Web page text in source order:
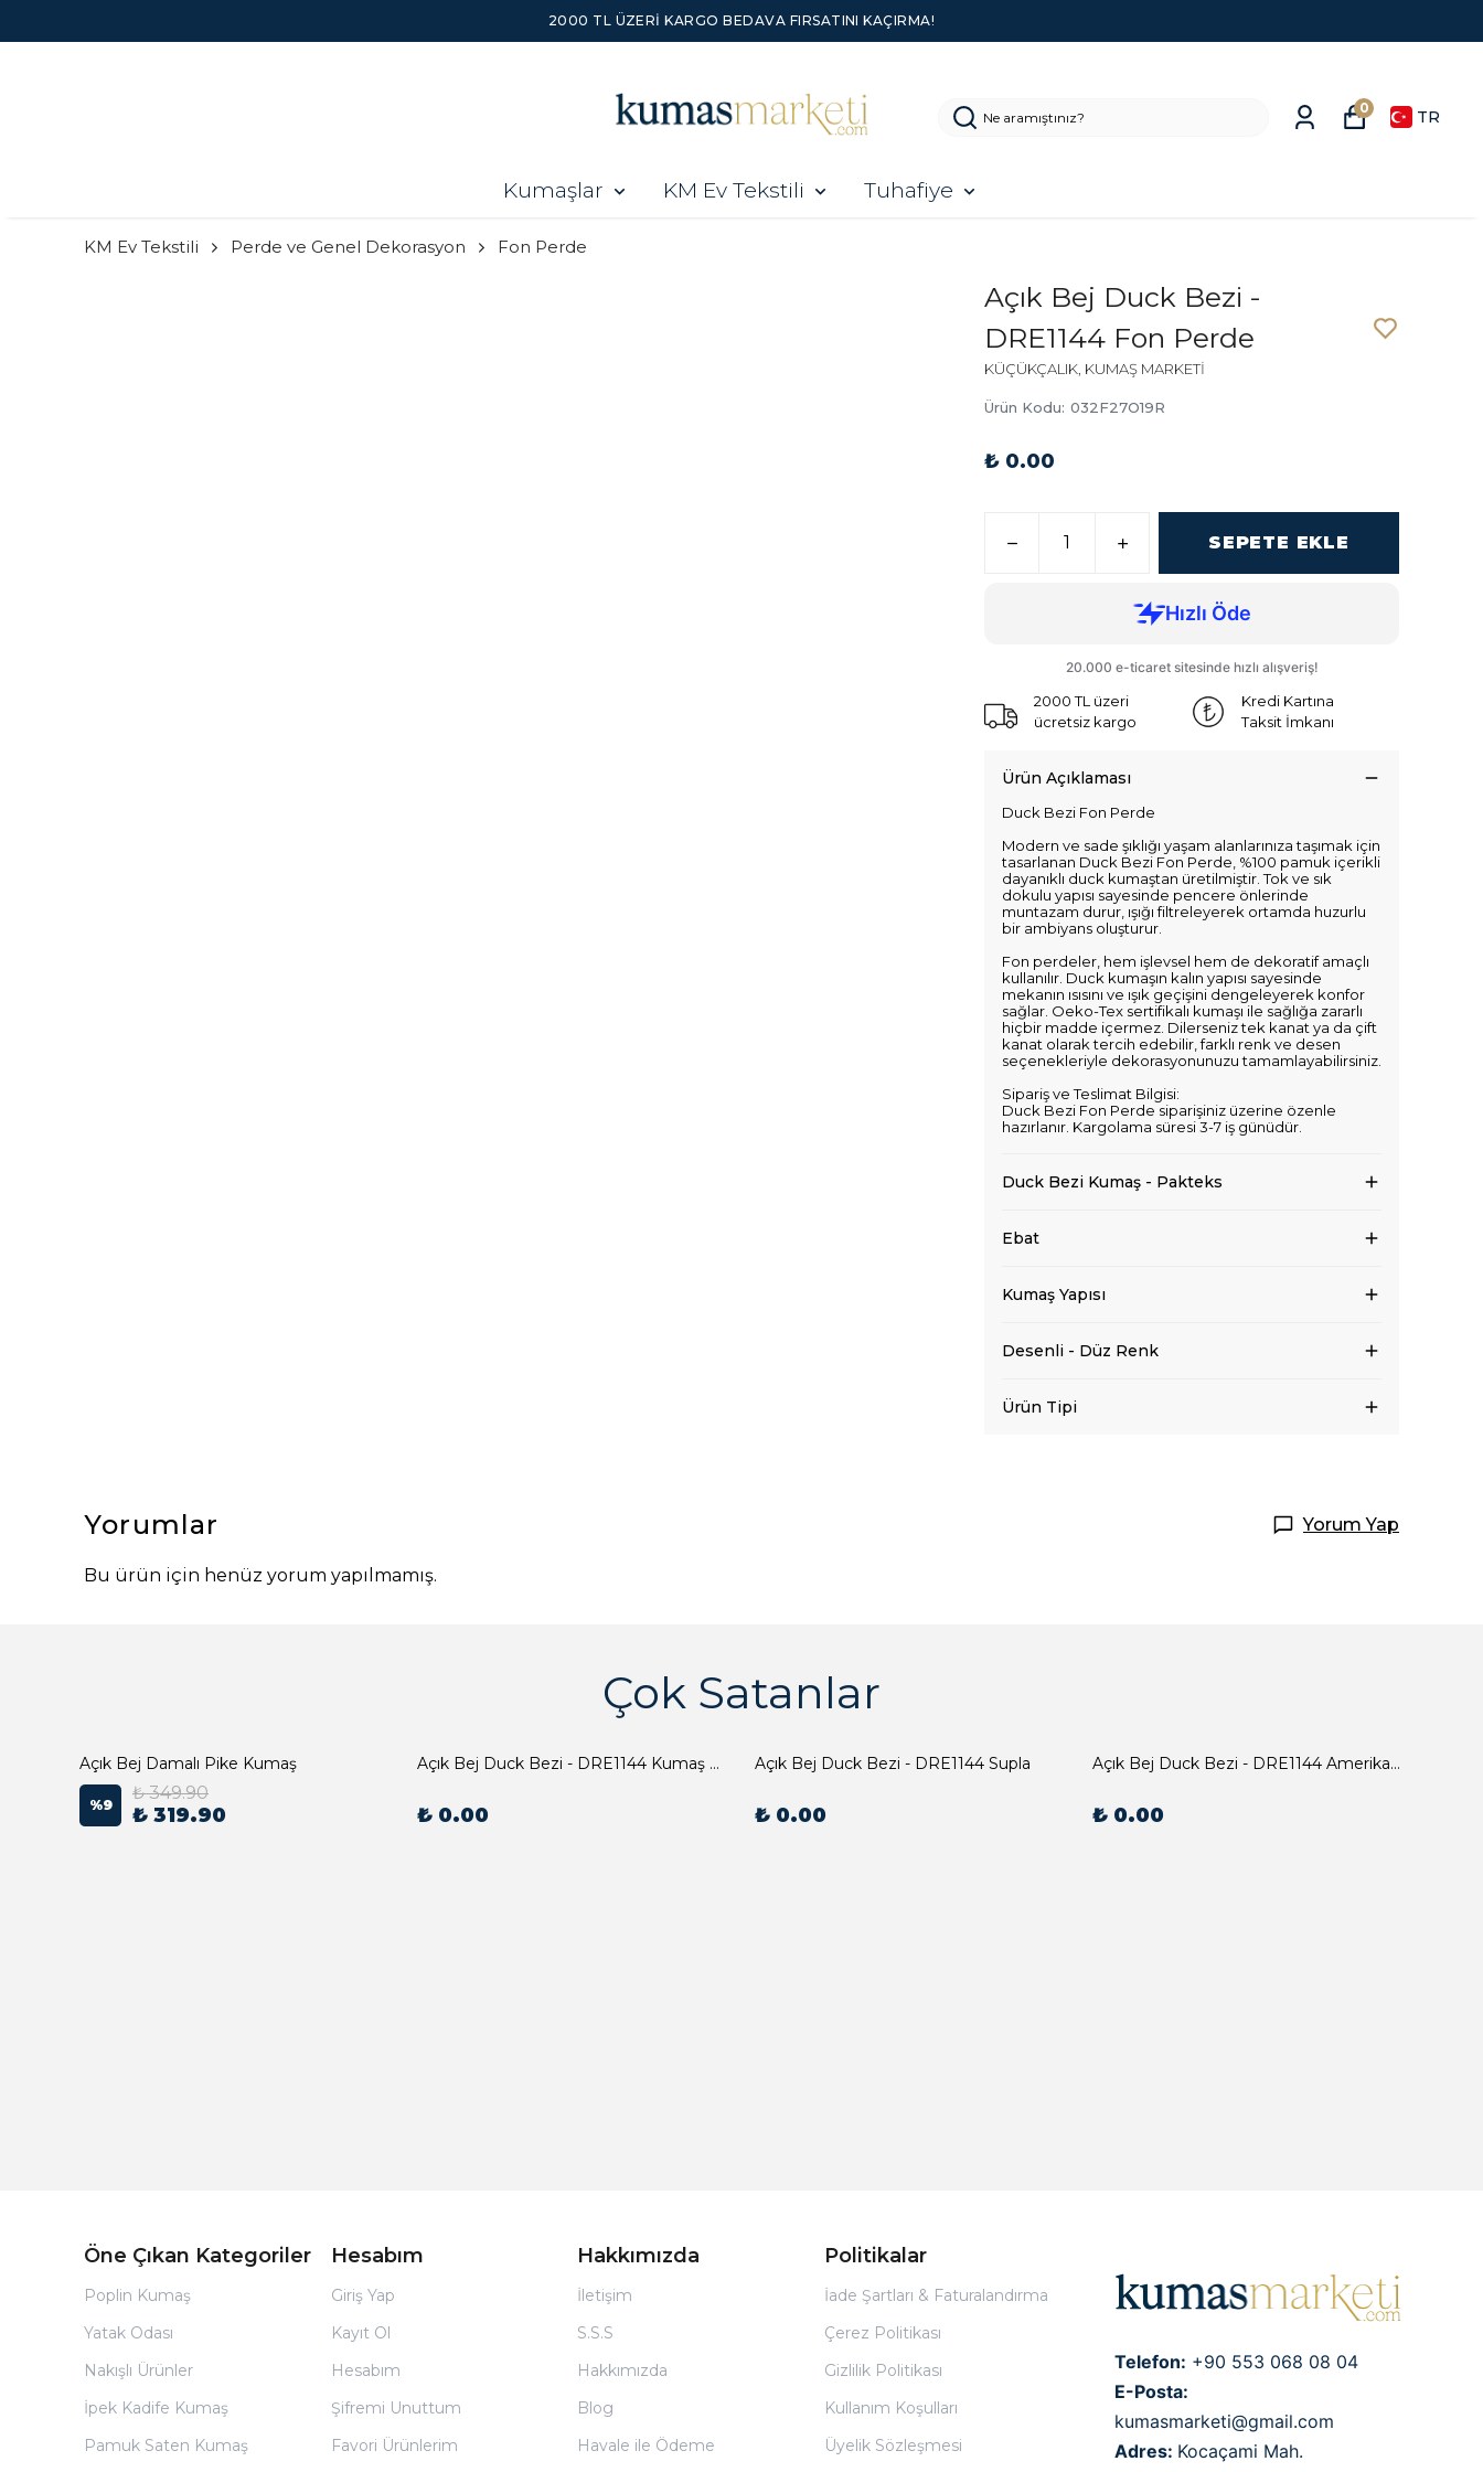
2000 TL ÜZERI KARGO BEDAVA FIRSATINI KAÇIRMA!
Kumaşlar KM Ev Tekstili Tuhafiye
0 TR
KM Ev Tekstili Perde ve Genel Dekorasyon Fon Perde
Açık Bej Duck Bezi -
DRE1144 Fon Perde
KÜÇÜKÇALIK, KUMAŞ MARKETİ
Ürün Kodu: 032F27O19R
₺ 0.00
SEPETE EKLE
2000 TL üzeri
ücretsiz kargo
Kredi Kartına
Taksit İmkanı
Ürün Açıklaması
Duck Bezi Fon Perde
Modern ve sade şıklığı yaşam alanlarınıza taşımak için
tasarlanan Duck Bezi Fon Perde, %100 pamuk içerikli
dayanıklı duck kumaştan üretilmiştir. Tok ve sık
dokulu yapısı sayesinde pencere önlerinde
muntazam durur, ışığı filtreleyerek ortamda huzurlu
bir ambiyans oluşturur.
Fon perdeler, hem işlevsel hem de dekoratif amaçlı
kullanılır. Duck kumaşın kalın yapısı sayesinde
mekanın ısısını ve ışık geçişini dengeleyerek konfor
sağlar. Oeko-Tex sertifikalı kumaşı ile sağlığa zararlı
hiçbir madde içermez. Dilerseniz tek kanat ya da çift
kanat olarak tercih edebilir, farklı renk ve desen
seçenekleriyle dekorasyonunuzu tamamlayabilirsiniz.
Sipariş ve Teslimat Bilgisi:
Duck Bezi Fon Perde siparişiniz üzerine özenle
hazırlanır. Kargolama süresi 3-7 iş günüdür.
Duck Bezi Kumaş - Pakteks
Ebat
Kumaş Yapısı
Desenli - Düz Renk
Ürün Tipi
Yorumlar Yorum Yap
Bu ürün için henüz yorum yapılmamış.
Çok Satanlar
Açık Bej Damalı Pike Kumaş
%9
₺ 349.90
₺ 319.90
Açık Bej Duck Bezi - DRE1144 Kumaş Peçete
₺ 0.00
Açık Bej Duck Bezi - DRE1144 Supla
₺ 0.00
Açık Bej Duck Bezi - DRE1144 Amerikan Servis
₺ 0.00
Öne Çıkan Kategoriler
Poplin Kumaş
Yatak Odası
Nakışlı Ürünler
İpek Kadife Kumaş
Pamuk Saten Kumaş
Hesabım
Giriş Yap
Kayıt Ol
Hesabım
Şifremi Unuttum
Favori Ürünlerim
Hakkımızda
İletişim
S.S.S
Hakkımızda
Blog
Havale ile Ödeme
Politikalar
İade Şartları & Faturalandırma
Çerez Politikası
Gizlilik Politikası
Kullanım Koşulları
Üyelik Sözleşmesi
Telefon: +90 553 068 08 04
E-Posta:
kumasmarketi@gmail.com
Adres: Kocaçami Mah.